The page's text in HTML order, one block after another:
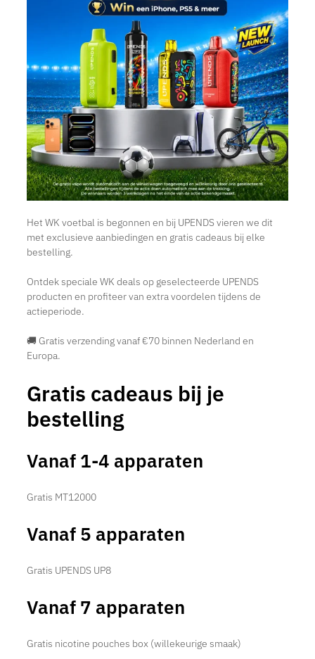
Het WK voetbal is begonnen en bij UPENDS vieren we dit
met exclusieve aanbiedingen en gratis cadeaus bij elke
bestelling.
Ontdek speciale WK deals op geselecteerde UPENDS
producten en profiteer van extra voordelen tijdens de
actieperiode.
🚚 Gratis verzending vanaf €70 binnen Nederland en
Europa.
Gratis cadeaus bij je
bestelling
Vanaf 1-4 apparaten
Gratis MT12000
Vanaf 5 apparaten
Gratis UPENDS UP8
Vanaf 7 apparaten
Gratis nicotine pouches box (willekeurige smaak)